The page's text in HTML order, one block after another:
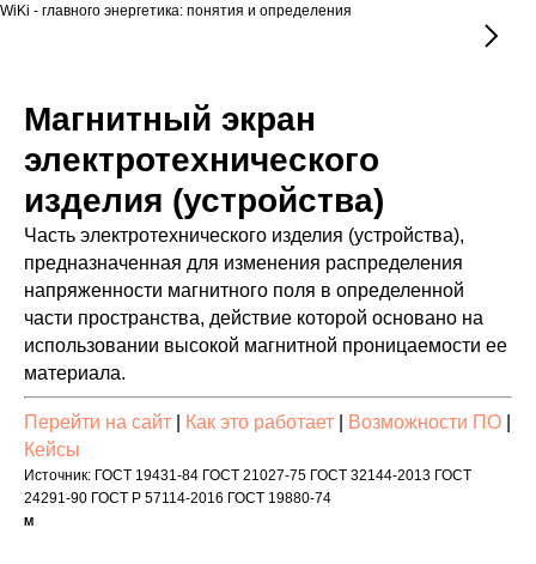
WiKi - главного энергетика: понятия и определения
Магнитный экран
электротехнического
изделия (устройства)
Часть электротехнического изделия (устройства),
предназначенная для изменения распределения
напряженности магнитного поля в определенной
части пространства, действие которой основано на
использовании высокой магнитной проницаемости ее
материала.
Перейти на сайт Как это работает Возможности ПО
Кейсы
Источник: ГОСТ 19431-84 ГОСТ 21027-75 ГОСТ 32144-2013 ГОСТ
24291-90 ГОСТ Р 57114-2016 ГОСТ 19880-74
М